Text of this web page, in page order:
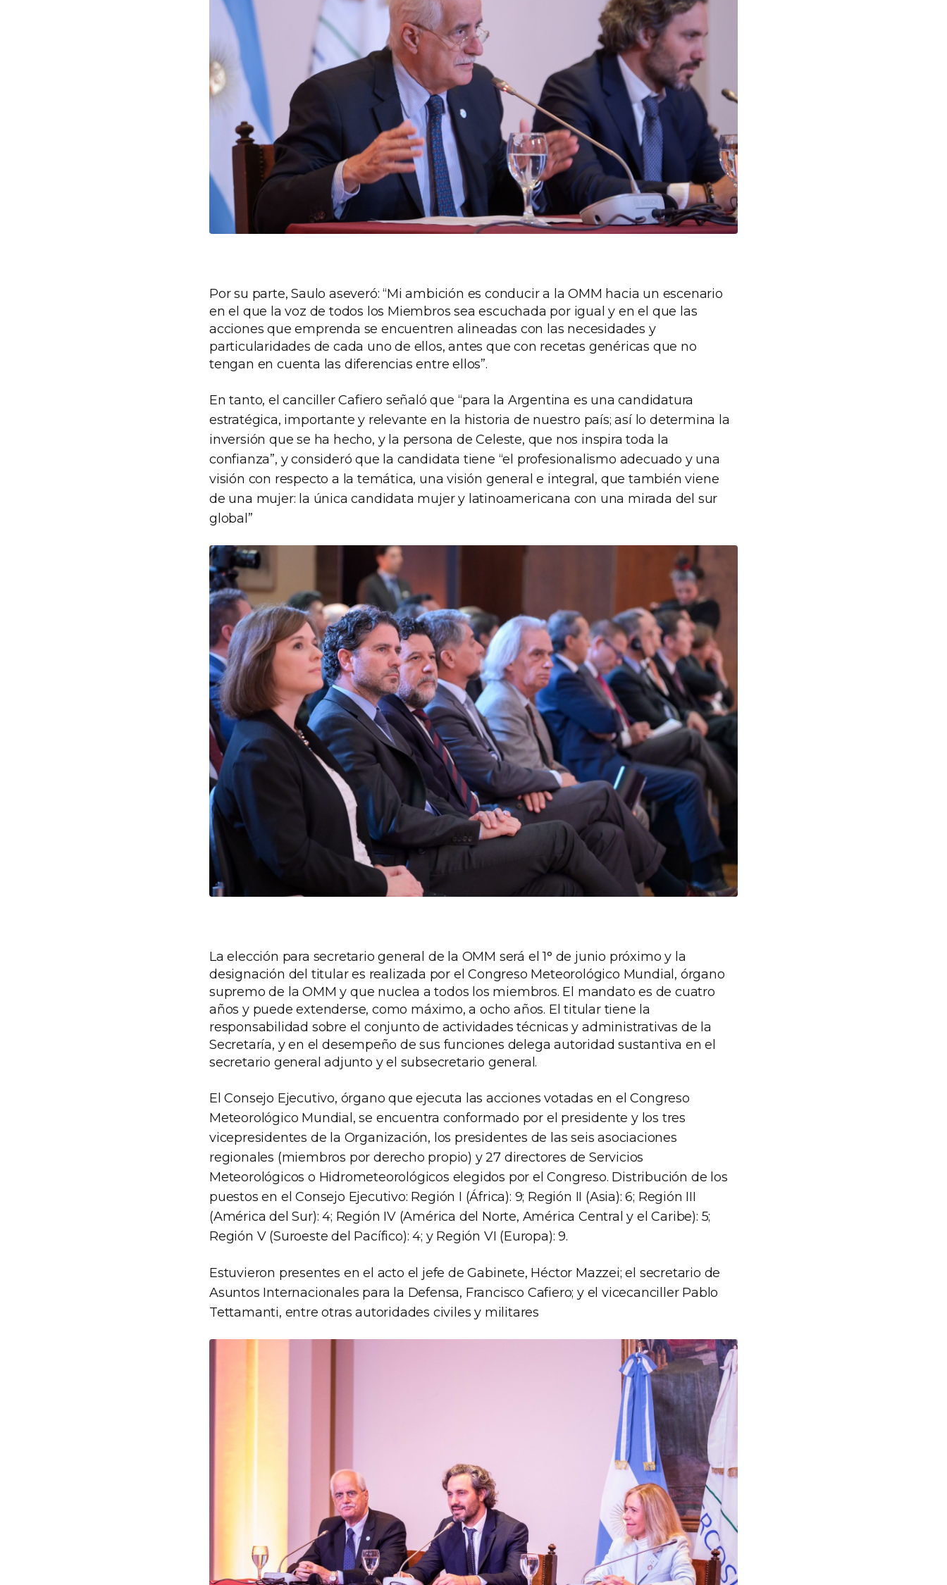
Por su parte, Saulo aseveró: “Mi ambición es conducir a la OMM hacia un escenario
en el que la voz de todos los Miembros sea escuchada por igual y en el que las
acciones que emprenda se encuentren alineadas con las necesidades y
particularidades de cada uno de ellos, antes que con recetas genéricas que no
tengan en cuenta las diferencias entre ellos”.
En tanto, el canciller Cafiero señaló que “para la Argentina es una candidatura
estratégica, importante y relevante en la historia de nuestro país; así lo determina la
inversión que se ha hecho, y la persona de Celeste, que nos inspira toda la
confianza”, y consideró que la candidata tiene “el profesionalismo adecuado y una
visión con respecto a la temática, una visión general e integral, que también viene
de una mujer: la única candidata mujer y latinoamericana con una mirada del sur
global”
La elección para secretario general de la OMM será el 1° de junio próximo y la
designación del titular es realizada por el Congreso Meteorológico Mundial, órgano
supremo de la OMM y que nuclea a todos los miembros. El mandato es de cuatro
años y puede extenderse, como máximo, a ocho años. El titular tiene la
responsabilidad sobre el conjunto de actividades técnicas y administrativas de la
Secretaría, y en el desempeño de sus funciones delega autoridad sustantiva en el
secretario general adjunto y el subsecretario general.
El Consejo Ejecutivo, órgano que ejecuta las acciones votadas en el Congreso
Meteorológico Mundial, se encuentra conformado por el presidente y los tres
vicepresidentes de la Organización, los presidentes de las seis asociaciones
regionales (miembros por derecho propio) y 27 directores de Servicios
Meteorológicos o Hidrometeorológicos elegidos por el Congreso. Distribución de los
puestos en el Consejo Ejecutivo: Región I (África): 9; Región II (Asia): 6; Región III
(América del Sur): 4; Región IV (América del Norte, América Central y el Caribe): 5;
Región V (Suroeste del Pacífico): 4; y Región VI (Europa): 9.
Estuvieron presentes en el acto el jefe de Gabinete, Héctor Mazzei; el secretario de
Asuntos Internacionales para la Defensa, Francisco Cafiero; y el vicecanciller Pablo
Tettamanti, entre otras autoridades civiles y militares